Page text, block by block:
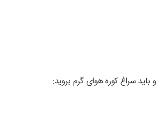
سراغ کوره هوای گرم بروید: